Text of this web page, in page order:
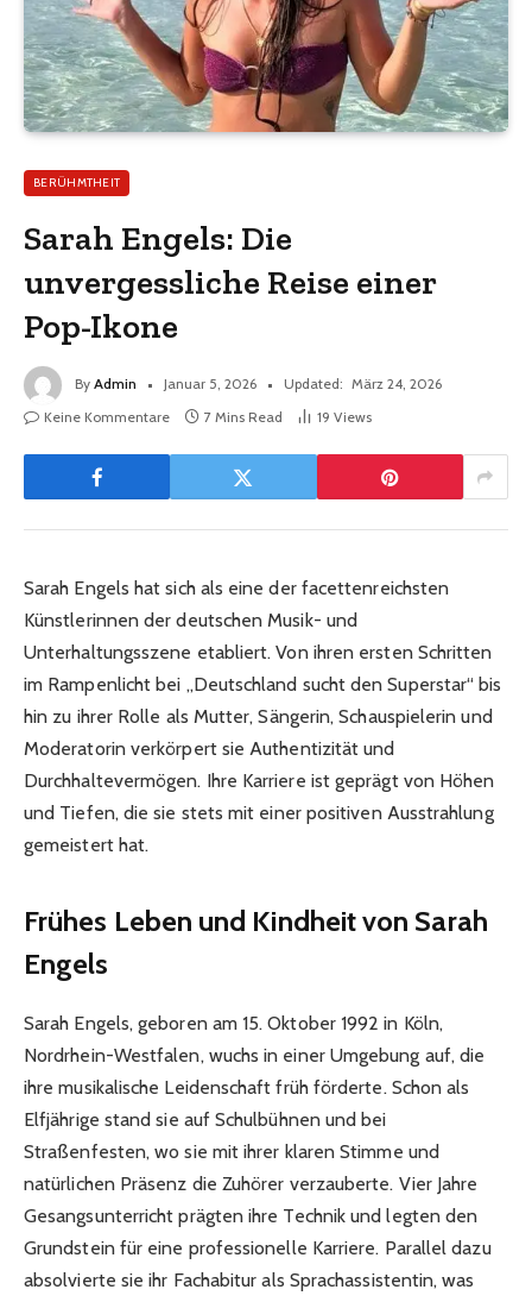
BERÜHMTHEIT
Sarah Engels: Die
unvergessliche Reise einer
Pop-Ikone
By Admin Januar 5, 2026 Updated: März 24, 2026
Keine Kommentare
7 Mins Read 19 Views
Sarah Engels hat sich als eine der facettenreichsten
Künstlerinnen der deutschen Musik- und
Unterhaltungsszene etabliert. Von ihren ersten Schritten
im Rampenlicht bei „Deutschland sucht den Superstar“ bis
hin zu ihrer Rolle als Mutter, Sängerin, Schauspielerin und
Moderatorin verkörpert sie Authentizität und
Durchhaltevermögen. Ihre Karriere ist geprägt von Höhen
und Tiefen, die sie stets mit einer positiven Ausstrahlung
gemeistert hat.
Frühes Leben und Kindheit von Sarah
Engels
Sarah Engels, geboren am 15. Oktober 1992 in Köln,
Nordrhein-Westfalen, wuchs in einer Umgebung auf, die
ihre musikalische Leidenschaft früh förderte. Schon als
Elfjährige stand sie auf Schulbühnen und bei
Straßenfesten, wo sie mit ihrer klaren Stimme und
natürlichen Präsenz die Zuhörer verzauberte. Vier Jahre
Gesangsunterricht prägten ihre Technik und legten den
Grundstein für eine professionelle Karriere. Parallel dazu
absolvierte sie ihr Fachabitur als Sprachassistentin, was